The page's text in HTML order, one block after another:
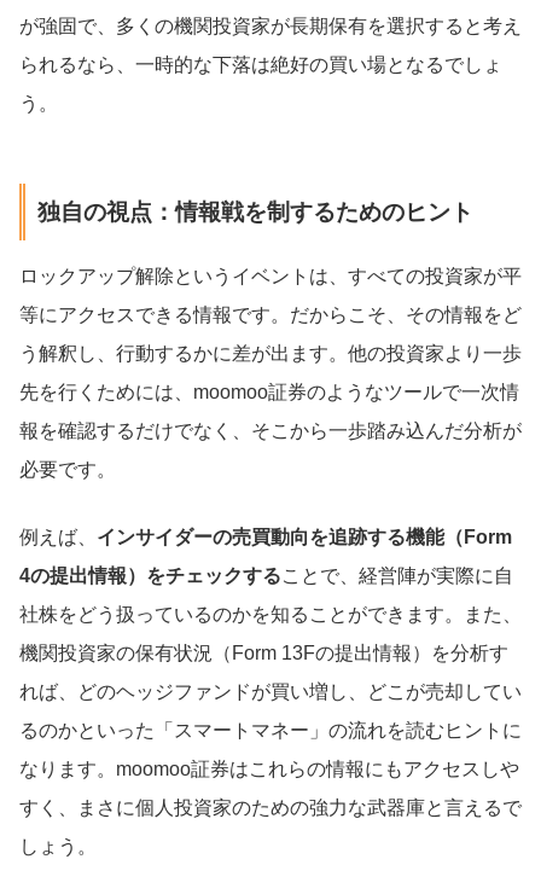
が強固で、多くの機関投資家が長期保有を選択すると考え
られるなら、一時的な下落は絶好の買い場となるでしょ
う。
独自の視点：情報戦を制するためのヒント
ロックアップ解除というイベントは、すべての投資家が平
等にアクセスできる情報です。だからこそ、その情報をど
う解釈し、行動するかに差が出ます。他の投資家より一歩
先を行くためには、moomoo証券のようなツールで一次情
報を確認するだけでなく、そこから一歩踏み込んだ分析が
必要です。
例えば、 インサイダーの売買動向を追跡する機能（Form
4の提出情報）をチェックすることで、経営陣が実際に自
社株をどう扱っているのかを知ることができます。また、
機関投資家の保有状況（Form 13Fの提出情報）を分析す
れば、どのヘッジファンドが買い増し、どこが売却してい
るのかといった「スマートマネー」の流れを読むヒントに
なります。moomoo証券はこれらの情報にもアクセスしや
すく、まさに個人投資家のための強力な武器庫と言えるで
しょう。